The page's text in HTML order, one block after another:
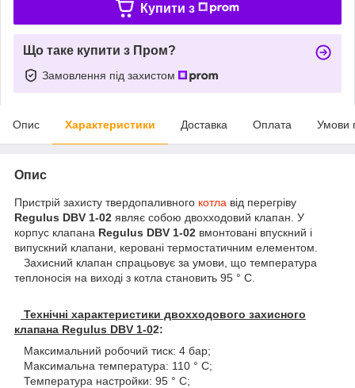
Купити з
Що таке купити з Пром?
Замовлення під захистом
Опис Характеристики Доставка Оплата Умови
Опис
Пристрій захисту твердопаливного котла від перегріву
Regulus DBV 1-02 являє собою двохходовий клапан. У
корпус клапана Regulus DBV 1-02 вмонтовані впускний і
випускний клапани, керовані термостатичним елементом.
Захисний клапан спрацьовує за умови, що температура
теплоносія на виході з котла становить 95 ° С.
Технічні характеристики двохходового захисного
клапана Regulus DBV 1-02:
Максимальний робочий тиск: 4 бар;
Максимальна температура: 110 ° С;
Температура настройки: 95 ° С;